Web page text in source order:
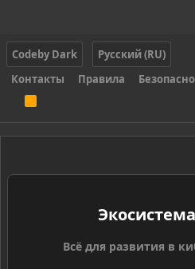
Codeby Dark
Русский (RU)
Контакты
Правила
S
Всё для развития в